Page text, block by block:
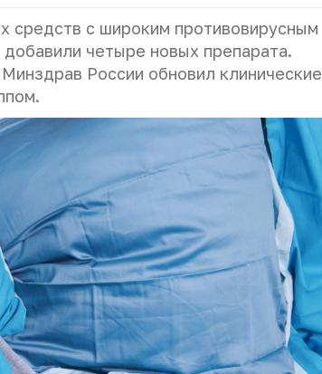
средств с широким противовирусным
четыре новых препарата.
России обновил клинические